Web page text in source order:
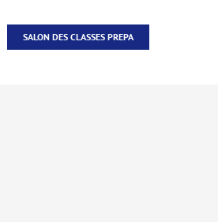
SALON DES CLASSES PREPA